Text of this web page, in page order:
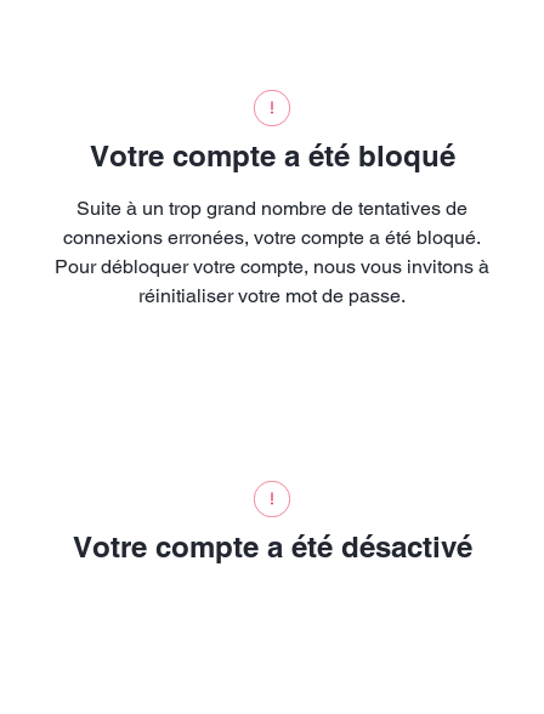
Votre compte a été bloqué
Suite à un trop grand nombre de tentatives de
connexions erronées, votre compte a été bloqué.
Pour débloquer votre compte, nous vous invitons à
réinitialiser votre mot de passe.
Votre compte a été désactivé